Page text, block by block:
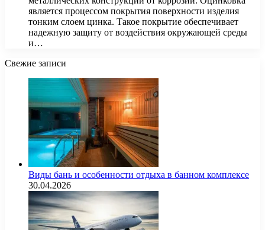
является процессом покрытия поверхности изделия
тонким слоем цинка. Такое покрытие обеспечивает
надежную защиту от воздействия окружающей среды
и…
Свежие записи
Виды бань и особенности отдыха в банном комплексе
30.04.2026